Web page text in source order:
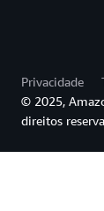
Privacidade
© 2025,
direitos